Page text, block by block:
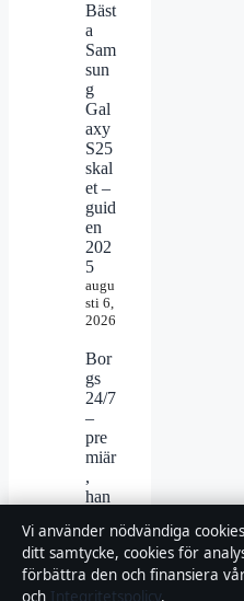
Bäst
a
Sam
sun
g
Gal
axy
S25
skal
et –
guid
en
202
5
augu
sti 6,
2026
Bor
gs
24/7
–
pre
miär
,
han
g,
cast
och
allt
Vi använder nödvändiga
ditt samtycke, cookies för
förbättra den och finansiera
och Integritetspolicy.